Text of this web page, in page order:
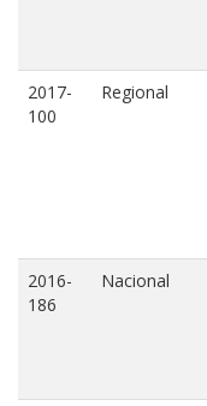
2017-
100
Regional
2016-
186
Nacional